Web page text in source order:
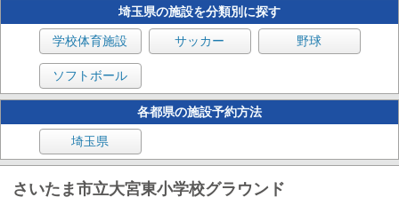
埼玉県の施設を分類別に探す
学校体育施設 サッカー 野球
ソフトボール
各都県の施設予約方法
埼玉県
さいたま市立大宮東小学校グラウンド